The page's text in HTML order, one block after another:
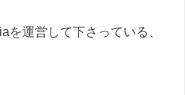
を運営して下さっている、